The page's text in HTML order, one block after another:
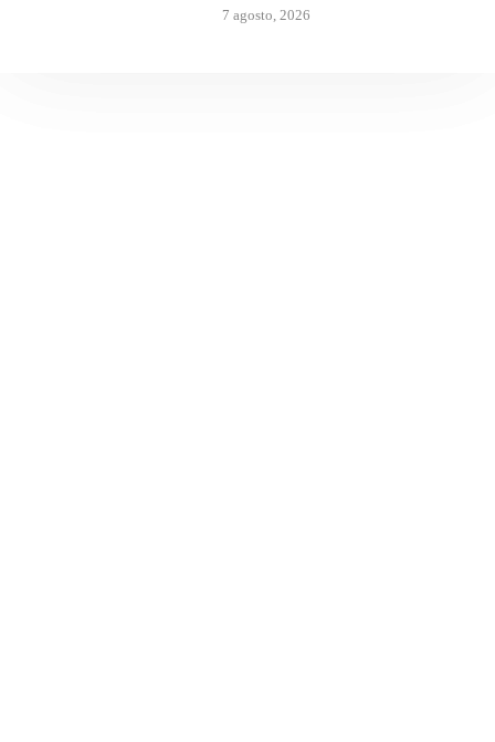
7 agosto, 2026